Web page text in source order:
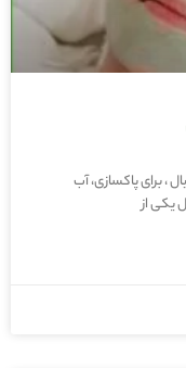
برای پاکسازی، آب
یکی از